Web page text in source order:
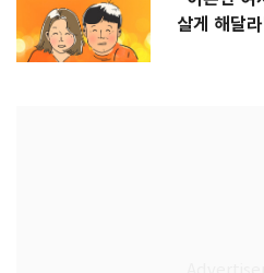
살게 해달